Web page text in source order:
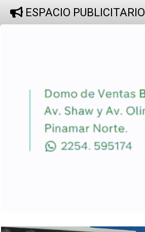
ESPACIO PUBLICITARIO